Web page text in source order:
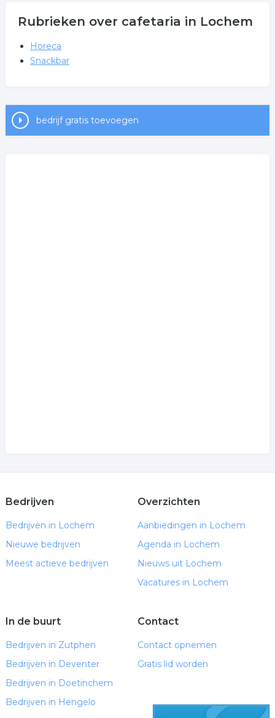
Rubrieken over cafetaria in Lochem
Horeca
Snackbar
bedrijf gratis toevoegen
Bedrijven
Bedrijven in Lochem
Nieuwe bedrijven
Meest actieve bedrijven
Overzichten
Aanbiedingen in Lochem
Agenda in Lochem
Nieuws uit Lochem
Vacatures in Lochem
In de buurt
Bedrijven in Zutphen
Bedrijven in Deventer
Bedrijven in Doetinchem
Bedrijven in Hengelo
Contact
Contact opnemen
Gratis lid worden